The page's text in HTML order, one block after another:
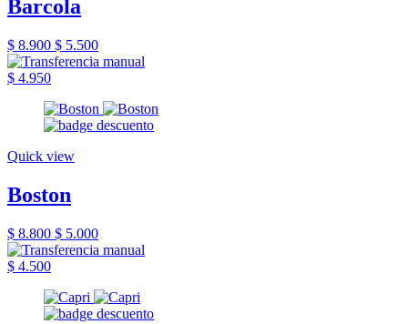
Barcola
$ 8.900 $ 5.500
$ 4.950
Quick view
Boston
$ 8.800 $ 5.000
$ 4.500